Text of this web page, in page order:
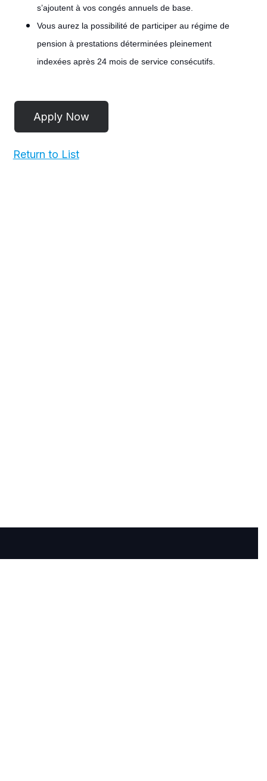
s’ajoutent à vos congés annuels de base.
Vous aurez la possibilité de participer au régime de
pension à prestations déterminées pleinement
indexées après 24 mois de service consécutifs.
Return to List